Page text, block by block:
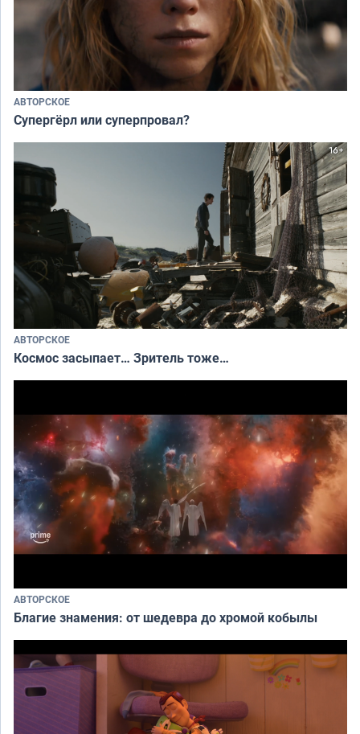
АВТОРСКОЕ
Супергёрл или суперпровал?
АВТОРСКОЕ
Космос засыпает… Зритель тоже…
АВТОРСКОЕ
Благие знамения: от шедевра до хромой кобылы